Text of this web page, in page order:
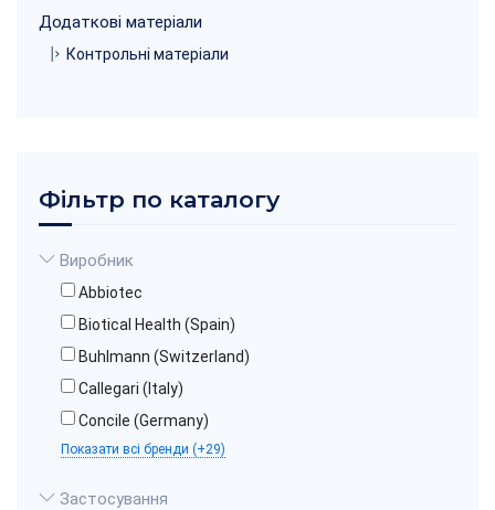
Додаткові матеріали
Контрольні матеріали
Фільтр по каталогу
Виробник
Abbiotec
Biotical Health (Spain)
Buhlmann (Switzerland)
Callegari (Italy)
Concile (Germany)
Показати всі бренди (+29)
Застосування